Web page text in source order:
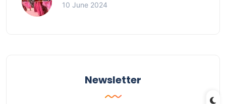
10 June 2024
Newsletter